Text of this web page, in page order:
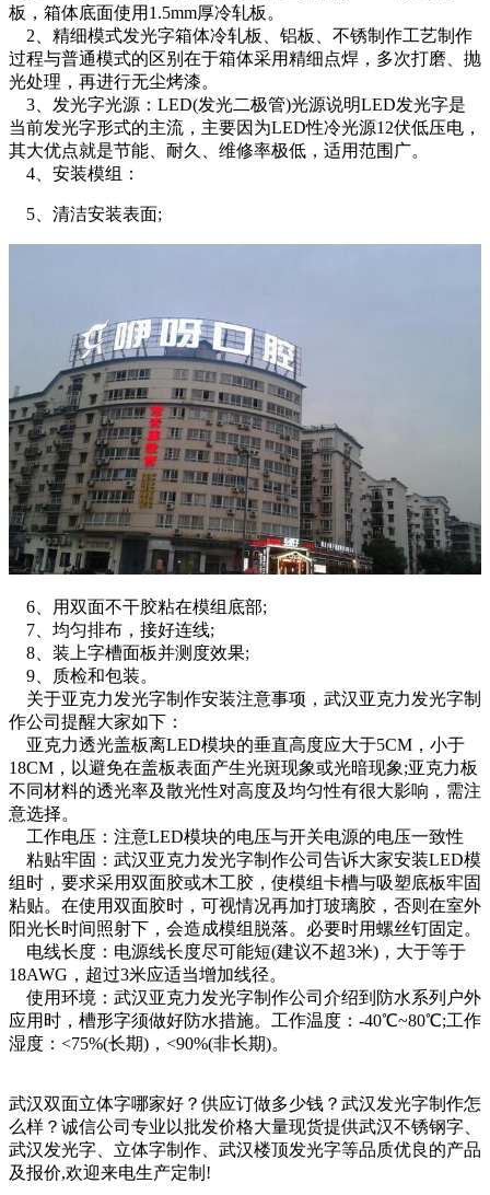
板，箱体底面使用1.5mm厚冷轧板。
2、精细模式发光字箱体冷轧板、铝板、不锈制作工艺制作
过程与普通模式的区别在于箱体采用精细点焊，多次打磨、抛
光处理，再进行无尘烤漆。
3、发光字光源：LED(发光二极管)光源说明LED发光字是
当前发光字形式的主流，主要因为LED性冷光源12伏低压电，
其大优点就是节能、耐久、维修率极低，适用范围广。
4、安装模组：
5、清洁安装表面;
6、用双面不干胶粘在模组底部;
7、均匀排布，接好连线;
8、装上字槽面板并测度效果;
9、质检和包装。
关于亚克力发光字制作安装注意事项，武汉亚克力发光字制
作公司提醒大家如下：
亚克力透光盖板离LED模块的垂直高度应大于5CM，小于
18CM，以避免在盖板表面产生光斑现象或光暗现象;亚克力板
不同材料的透光率及散光性对高度及均匀性有很大影响，需注
意选择。
工作电压：注意LED模块的电压与开关电源的电压一致性
粘贴牢固：武汉亚克力发光字制作公司告诉大家安装LED模
组时，要求采用双面胶或木工胶，使模组卡槽与吸塑底板牢固
粘贴。在使用双面胶时，可视情况再加打玻璃胶，否则在室外
阳光长时间照射下，会造成模组脱落。必要时用螺丝钉固定。
电线长度：电源线长度尽可能短(建议不超3米)，大于等于
18AWG，超过3米应适当增加线径。
使用环境：武汉亚克力发光字制作公司介绍到防水系列户外
应用时，槽形字须做好防水措施。工作温度：-40℃~80℃;工作
湿度：<75%(长期)，<90%(非长期)。
武汉双面立体字哪家好？供应订做多少钱？武汉发光字制作怎
么样？诚信公司专业以批发价格大量现货提供武汉不锈钢字、
武汉发光字、立体字制作、武汉楼顶发光字等品质优良的产品
及报价,欢迎来电生产定制!